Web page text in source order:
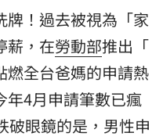
牌！過去被視為「家
薪，在勞動部推出「
燃全台爸媽的申請熱
年4月申請筆數已瘋
破眼鏡的是，男性申